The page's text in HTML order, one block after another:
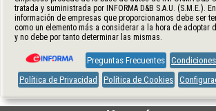
tratada y suministrada por INFORMA D&B S.A.U. (S.M.E.).
información de empresas que proporcionamos debe ser
como un elemento más a considerar a la hora de adoptar
y no debe por tanto determinar las mismas.
Preguntas Frecuentes
Política de Privacidad
Política de Cookies